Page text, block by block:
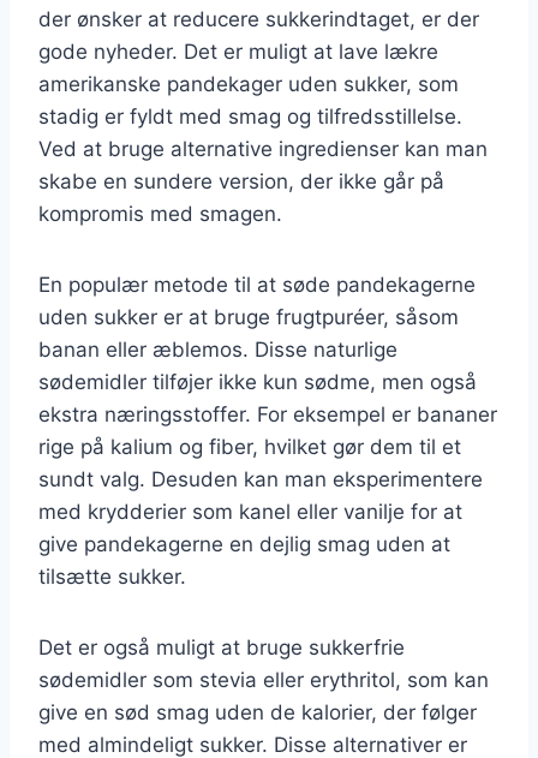
der ønsker at reducere sukkerindtaget, er der
gode nyheder. Det er muligt at lave lækre
amerikanske pandekager uden sukker, som
stadig er fyldt med smag og tilfredsstillelse.
Ved at bruge alternative ingredienser kan man
skabe en sundere version, der ikke går på
kompromis med smagen.
En populær metode til at søde pandekagerne
uden sukker er at bruge frugtpuréer, såsom
banan eller æblemos. Disse naturlige
sødemidler tilføjer ikke kun sødme, men også
ekstra næringsstoffer. For eksempel er bananer
rige på kalium og fiber, hvilket gør dem til et
sundt valg. Desuden kan man eksperimentere
med krydderier som kanel eller vanilje for at
give pandekagerne en dejlig smag uden at
tilsætte sukker.
Det er også muligt at bruge sukkerfrie
sødemidler som stevia eller erythritol, som kan
give en sød smag uden de kalorier, der følger
med almindeligt sukker. Disse alternativer er